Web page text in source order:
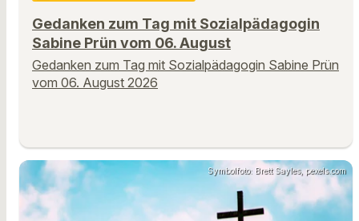
Gedanken zum Tag mit Sozialpädagogin
Sabine Prün vom 06. August
Gedanken zum Tag mit Sozialpädagogin Sabine Prün
vom 06. August 2026
Symbolfoto: Brett Sayles, pexels.com